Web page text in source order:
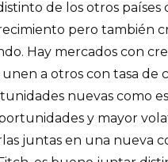
de los otros países
pero también
Hay mercados con
a otros con tasa de
nuevas como
y mayor
juntas en una nueva